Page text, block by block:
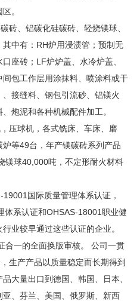
。
、铝碳化硅碳砖、轻烧镁球、
中有：RH炉用浸渍管；预制无
座砖；LF炉炉盖、水冷炉盖、
包工作层用涂抹料、喷涂料或干
接缝料、钢包引流砂、铝镁火
炮泥和各种机械配件加工。
压球机，各式铣床、车床、磨
等49台，年产镁碳砖系列产品
镁球40,000吨，不定形耐火材料
国际质量管理体系认证，
系认证和OHSAS-18001职业健
业较早通过这些认证的企业。
合一的全面换版审核。 公司一贯
生产产品以质量稳定而长期得到
大量出口到德国、韩国、日本、
、芬兰、美国、俄罗斯、新西